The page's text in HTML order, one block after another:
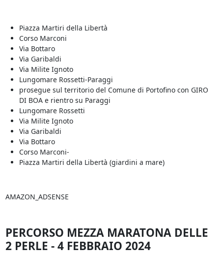
Piazza Martiri della Libertà
Corso Marconi
Via Bottaro
Via Garibaldi
Via Milite Ignoto
Lungomare Rossetti-Paraggi
prosegue sul territorio del Comune di Portofino con GIRO
DI BOA e rientro su Paraggi
Lungomare Rossetti
Via Milite Ignoto
Via Garibaldi
Via Bottaro
Corso Marconi-
Piazza Martiri della Libertà (giardini a mare)
AMAZON_ADSENSE
PERCORSO MEZZA MARATONA DELLE
2 PERLE - 4 FEBBRAIO 2024